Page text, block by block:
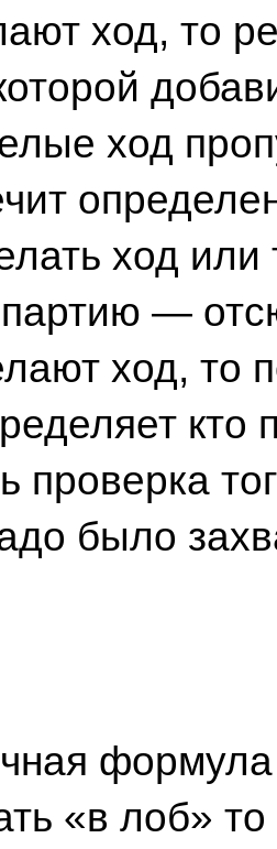
ход, то
ход
ход или
—
ход, то
кто
проверка
было
«в лоб»